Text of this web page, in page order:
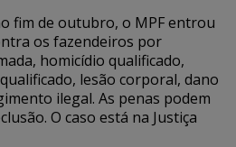
fim de outubro, o MPF entrou
os fazendeiros por
homicídio qualificado,
lesão corporal, dano
ilegal. As penas podem
O caso está na Justiça